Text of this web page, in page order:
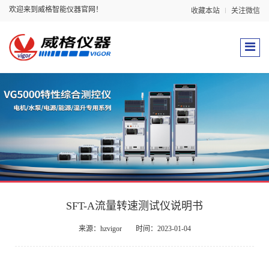
欢迎来到威格智能仪器官网！ 收藏本站 关注微信
SFT-A流量转速测试仪说明书
来源：hzvigor 时间：2023-01-04